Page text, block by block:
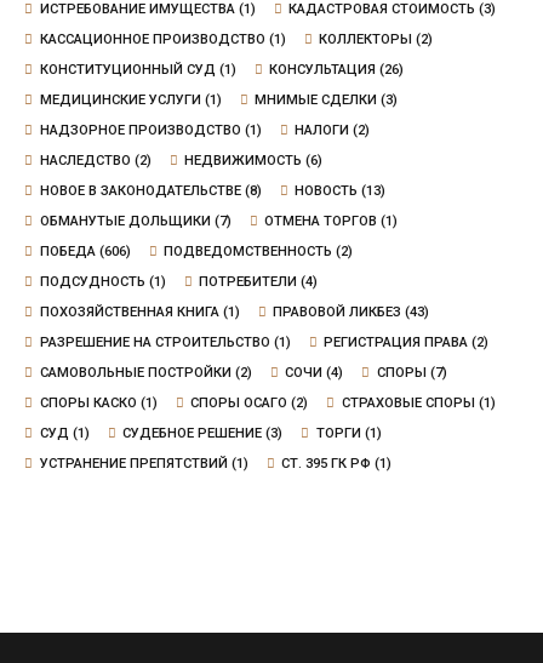
ИСТРЕБОВАНИЕ ИМУЩЕСТВА(1) КАДАСТРОВАЯ СТОИМОСТЬ (3)
КАССАЦИОННОЕ ПРОИЗВОДСТВО (1) КОЛЛЕКТОРЫ (2)
КОНСТИТУЦИОННЫЙ СУД (1) КОНСУЛЬТАЦИЯ (26)
МЕДИЦИНСКИЕ УСЛУГИ (1) МНИМЫЕ СДЕЛКИ (3)
НАДЗОРНОЕ ПРОИЗВОДСТВО (1) НАЛОГИ (2)
НАСЛЕДСТВО (2) НЕДВИЖИМОСТЬ (6)
НОВОЕ В ЗАКОНОДАТЕЛЬСТВЕ(8) НОВОСТЬ (13)
ОБМАНУТЫЕ ДОЛЬЩИКИ (7) ОТМЕНА ТОРГОВ (1)
ПОБЕДА(606) ПОДВЕДОМСТВЕННОСТЬ (2)
ПОДСУДНОСТЬ (1) ПОТРЕБИТЕЛИ (4)
ПОХОЗЯЙСТВЕННАЯ КНИГА(1) ПРАВОВОЙ ЛИКБЕЗ (43)
РАЗРЕШЕНИЕ НА СТРОИТЕЛЬСТВО (1) РЕГИСТРАЦИЯ ПРАВА (2)
САМОВОЛЬНЫЕ ПОСТРОЙКИ (2) СОЧИ (4) СПОРЫ (7)
СПОРЫ КАСКО (1) СПОРЫ ОСАГО (2) СТРАХОВЫЕ СПОРЫ (1)
СУД (1) СУДЕБНОЕ РЕШЕНИЕ (3) ТОРГИ (1)
УСТРАНЕНИЕ ПРЕПЯТСТВИЙ (1) СТ. 395 ГК РФ (1)